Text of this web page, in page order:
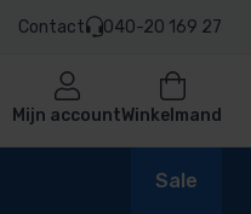
Contact 040-20 169 27
Mijn accountWinkelmand
Sale